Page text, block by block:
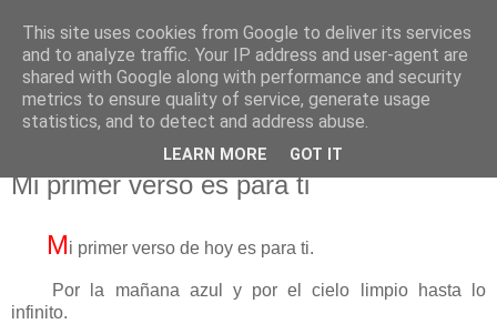
El pisapapeles de Karlsbad
Páginas de un escritor rural
jueves, 26 de febrero de 2026
Mi primer verso es para ti
Mi primer verso de hoy es para ti.
Por la mañana azul y por el cielo limpio hasta lo
infinito.
This site uses cookies from Google to deliver its services
and to analyze traffic. Your IP address and user-agent are
shared with Google along with performance and security
metrics to ensure quality of service, generate usage
statistics, and to detect and address abuse.
LEARN MORE GOT IT